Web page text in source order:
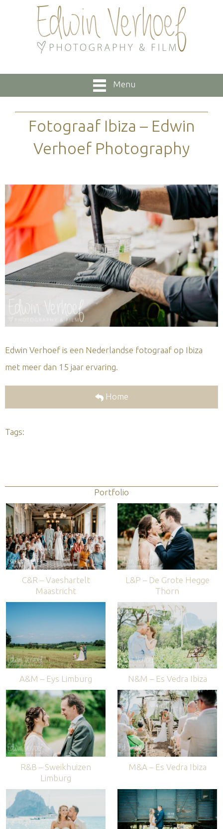
Menu
Fotograaf Ibiza – Edwin
Verhoef Photography
Edwin Verhoef is een Nederlandse fotograaf op Ibiza
met meer dan 15 jaar ervaring.
Home
Tags:
Portfolio
C&R – Vaeshartelt
Maastricht
L&P – De Grote Hegge
Thorn
A&M – Eys Limburg N&M – Es Vedra Ibiza
R&B – Sweikhuizen
Limburg
M&A – Es Vedra Ibiza